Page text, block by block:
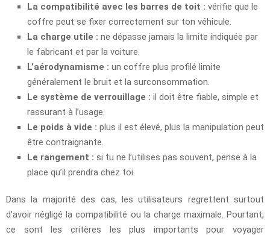
La compatibilité avec les barres de toit : vérifie que le
coffre peut se fixer correctement sur ton véhicule.
La charge utile : ne dépasse jamais la limite indiquée par
le fabricant et par la voiture.
L’aérodynamisme : un coffre plus profilé limite
généralement le bruit et la surconsommation.
Le système de verrouillage : il doit être fiable, simple et
rassurant à l’usage.
Le poids à vide : plus il est élevé, plus la manipulation peut
être contraignante.
Le rangement : si tu ne l’utilises pas souvent, pense à la
place qu’il prendra chez toi.
Dans la majorité des cas, les utilisateurs regrettent surtout
d’avoir négligé la compatibilité ou la charge maximale. Pourtant,
ce sont les critères les plus importants pour voyager